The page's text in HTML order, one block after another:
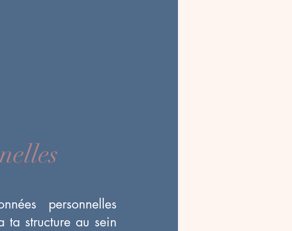
personnelles
ta structure au sein